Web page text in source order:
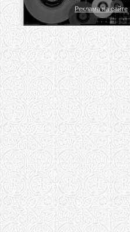
Реклама на сайте